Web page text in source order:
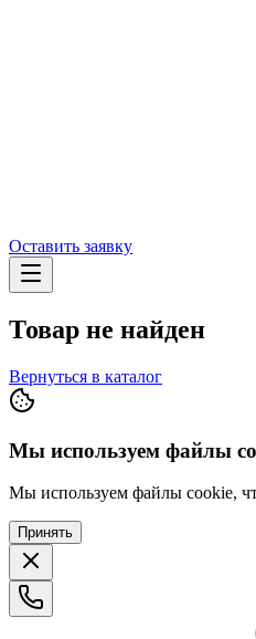
Оставить заявку
Товар не найден
Вернуться в каталог
Мы используем файлы
Мы используем файлы cookie,
Принять